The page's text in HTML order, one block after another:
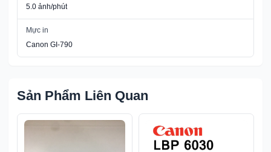
5.0 ảnh/phút
Mực in
Canon GI-790
Sản Phẩm Liên Quan